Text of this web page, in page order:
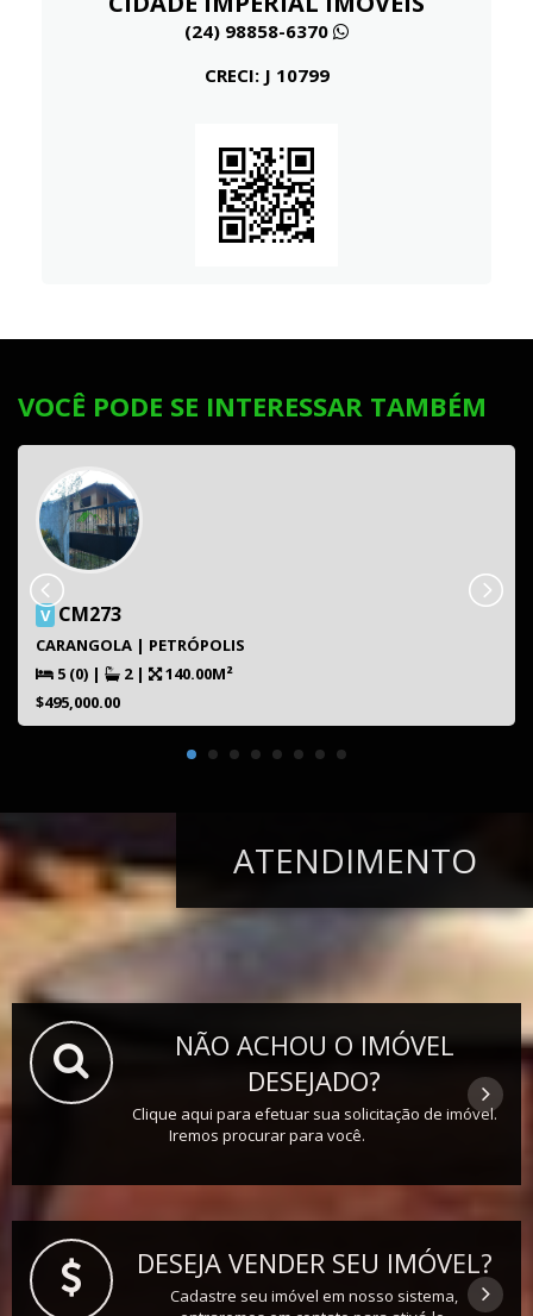
(24) 98858-6370
CRECI: J 10799
VOCÊ PODE SE INTERESSAR TAMBÉM
V CM273
CARANGOLA | PETRÓPOLIS
5 (0) | 2 |
140.00M²
$495,000.00
ATENDIMENTO
NÃO ACHOU O IMÓVEL
DESEJADO?
Clique aqui para efetuar sua solicitação de imóvel.
Iremos procurar para você.
DESEJA VENDER SEU IMÓVEL?
Cadastre seu imóvel em nosso sistema,